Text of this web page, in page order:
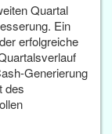
Quartal
Ein
erfolgreiche
Generierung
des